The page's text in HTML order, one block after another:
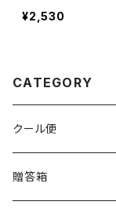
1800ml
¥2,530
CATEGORY
クール便
贈答箱